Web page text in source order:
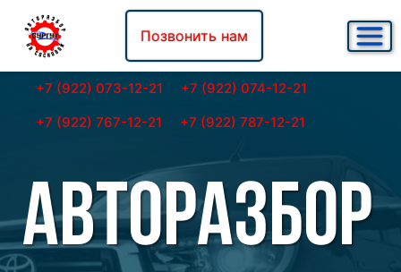
Позвонить нам
+7 (922) 073-12-21
+7 (922) 074-12-21
+7 (922) 767-12-21
+7 (922) 787-12-21
АВТОРАЗБОР